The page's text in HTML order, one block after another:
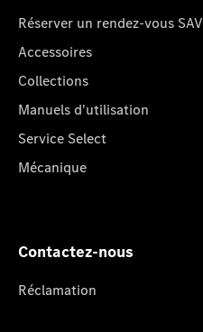
Réserver un rendez-vous SAV
Accessoires
Collections
Manuels d'utilisation
Service Select
Mécanique
Contactez-nous
Réclamation